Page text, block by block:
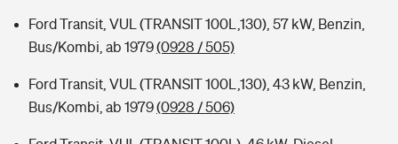
Ford Transit, VUL (TRANSIT 100L,130), 57 kW, Benzin,
Bus/Kombi, ab 1979(0928 / 505)
Ford Transit, VUL (TRANSIT 100L,130), 43 kW, Benzin,
Bus/Kombi, ab 1979(0928 / 506)